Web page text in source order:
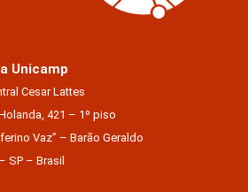
Unicamp
Cesar Lattes
421 – 1º piso
Vaz” – Barão Geraldo
SP – Brasil